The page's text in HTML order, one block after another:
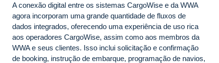
A conexão digital entre os sistemas CargoWise e da WWA
agora incorporam uma grande quantidade de fluxos de
dados integrados, oferecendo uma experiência de uso rica
aos operadores CargoWise, assim como aos membros da
WWA e seus clientes. Isso inclui solicitação e confirmação
de booking, instrução de embarque, programação de navios,